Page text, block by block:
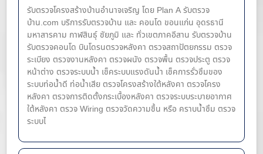
รับตรวจโครงสร้างบ้านอำนาจเจริญ โดย Plan A รับตรวจ
บ้าน.com บริการรับตรวจบ้าน และ คอนโด ขอนแก่น อุดรธานี
มหาสารคาม กาฬสินธุ์ ชัยภูมิ และ ทั่วเขตภาคอีสาน รับตรวจบ้าน
รับตรวจคอนโด บินโดรนตรวจหลังคา ตรวจสถาปัตยกรรม ตรวจ
ระเบียง ตรวจงานหลังคา ตรวจผนัง ตรวจพื้น ตรวจประตู ตรวจ
หน้าต่าง​ ตรวจระบบน้ำ เช็คระบบแรงดันน้ำ เช็คการรั่วซึมของ
ระบบท่อน้ำ​ดี ท่อน้ำ​เสีย ตรวจโครงสร้างใต้หลังคา ตรวจโครง
หลังคา ตรวจการติดตั้งกระเบื้องหลังคา ตรวจระบบระบายอากาศ
ใต้หลังคา ตรวจ Wiring ตรวจวัดความชื้น หรือ คราบน้ำซึม ตรวจ
ระบบไ